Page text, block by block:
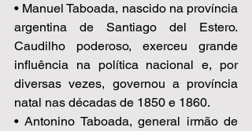
• Manuel Taboada, nascido na província
argentina de Santiago del Estero.
Caudilho poderoso, exerceu grande
influência na política nacional e, por
diversas vezes, governou a província
natal nas décadas de 1850 e 1860.
• Antonino Taboada, general irmão de